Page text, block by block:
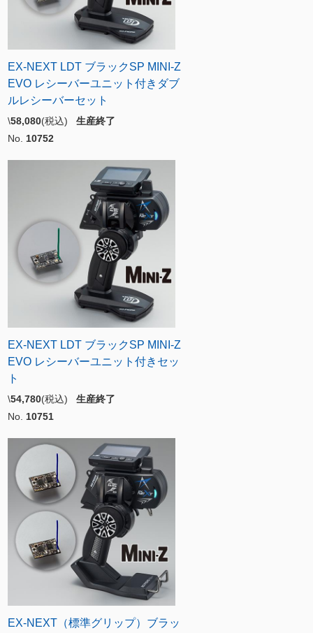
EX-NEXT LDT ブラックSP MINI-Z
EVO レシーバーユニット付きダブ
ルレシーバーセット
\58,080(税込) 生産終了
No. 10752
EX-NEXT LDT ブラックSP MINI-Z
EVO レシーバーユニット付きセッ
ト
\54,780(税込) 生産終了
No. 10751
EX-NEXT（標準グリップ）ブラッ